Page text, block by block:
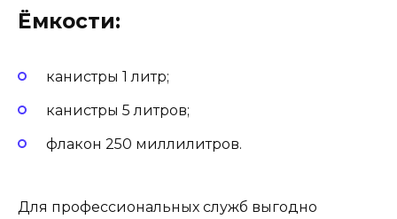
Ёмкости:
канистры 1 литр;
канистры 5 литров;
флакон 250 миллилитров.
Для профессиональных служб выгодно